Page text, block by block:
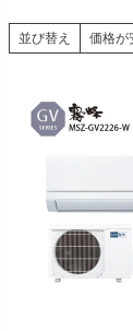
並び替え 価格が